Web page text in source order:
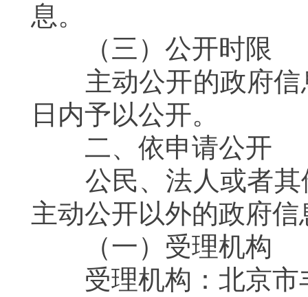
息。
（三）公开时限
主动公开的政府信
日内予以公开。
二、依申请公开
公民、法人或者其
主动公开以外的政府
（一）受理机
受理机构：北京市